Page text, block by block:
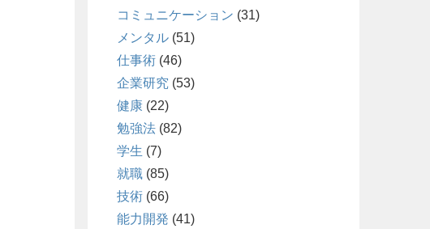
コミュニケーション (31)
メンタル (51)
仕事術 (46)
企業研究 (53)
健康 (22)
勉強法 (82)
学生 (7)
就職 (85)
技術 (66)
能力開発 (41)